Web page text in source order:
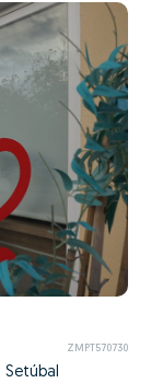
ZMPT570730
Setúbal